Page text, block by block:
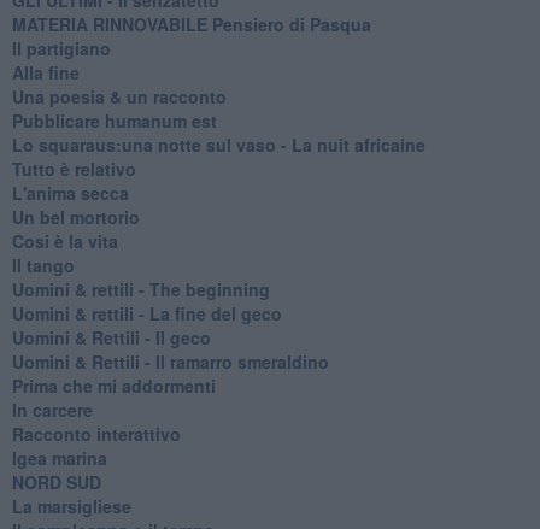
MATERIA RINNOVABILE Pensiero di Pasqua
Il partigiano
Alla fine
Una poesia & un racconto
Pubblicare humanum est
Lo squaraus:una notte sul vaso - La nuit africaine
Tutto è relativo
L'anima secca
Un bel mortorio
Cosi è la vita
Il tango
​Uomini & rettili - The beginning
​Uomini & rettili - La fine del geco
Uomini & Rettili - Il geco
Uomini & Rettili - Il ramarro smeraldino
Prima che mi addormenti
In carcere
Racconto interattivo
Igea marina
​NORD SUD
La marsigliese